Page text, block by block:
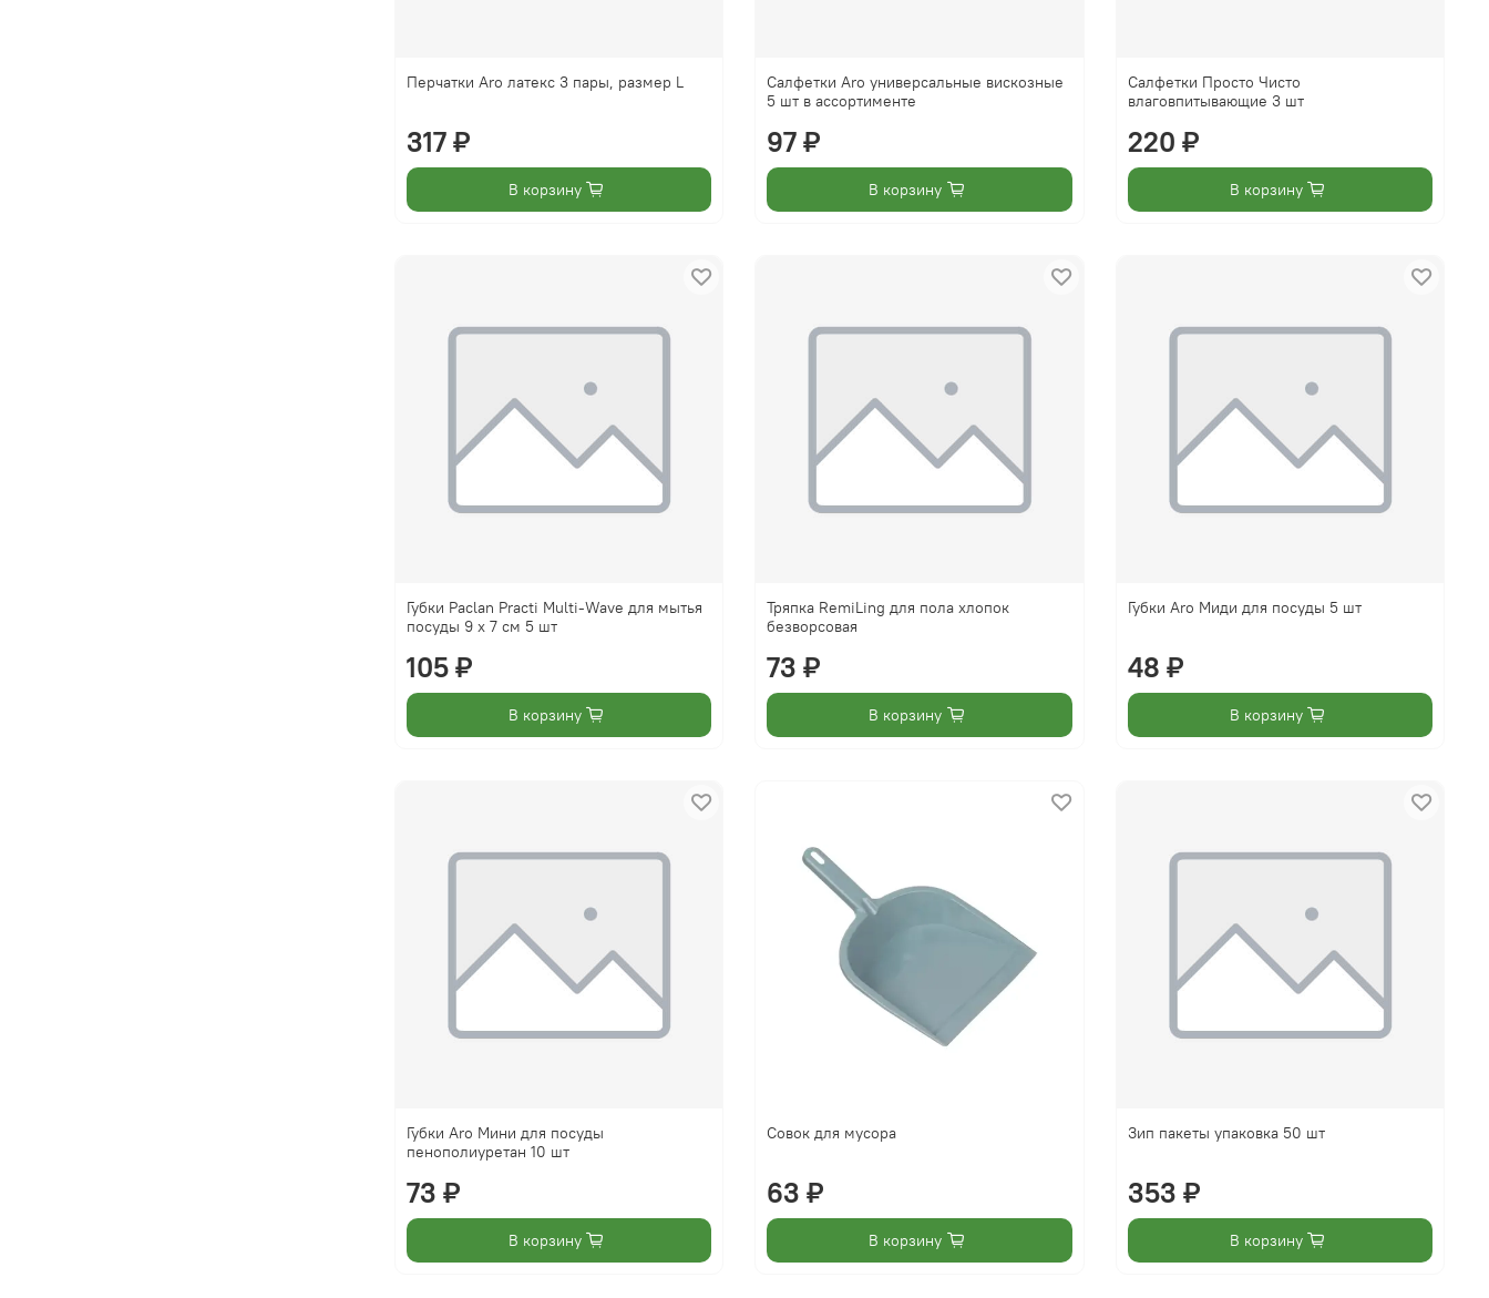
Перчатки Aro латекс 3 пары, размер L
317 ₽
В корзину
Салфетки Aro универсальные вискозные
5 шт в ассортименте
97 ₽
В корзину
Салфетки Просто Чисто
влаговпитывающие 3 шт
220 ₽
В корзину
Губки Paclan Practi Multi-Wave для мытья
посуды 9 х 7 см 5 шт
105 ₽
В корзину
Тряпка RemiLing для пола хлопок
безворсовая
73 ₽
В корзину
Губки Aro Миди для посуды 5 шт
48 ₽
В корзину
Губки Aro Мини для посуды
пенополиуретан 10 шт
73 ₽
В корзину
Совок для мусора
63 ₽
В корзину
Зип пакеты упаковка 50 шт
353 ₽
В корзину